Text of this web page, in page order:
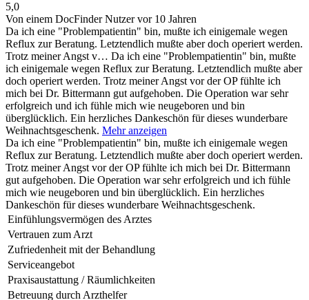
5,0
Von einem DocFinder Nutzervor 10 Jahren
Da ich eine "Problempatientin" bin, mußte ich einigemale wegen
Reflux zur Beratung. Letztendlich mußte aber doch operiert werden.
Trotz meiner Angst v… Da ich eine "Problempatientin" bin, mußte
ich einigemale wegen Reflux zur Beratung. Letztendlich mußte aber
doch operiert werden. Trotz meiner Angst vor der OP fühlte ich
mich bei Dr. Bittermann gut aufgehoben. Die Operation war sehr
erfolgreich und ich fühle mich wie neugeboren und bin
überglücklich. Ein herzliches Dankeschön für dieses wunderbare
Weihnachtsgeschenk. Mehr anzeigen
Da ich eine "Problempatientin" bin, mußte ich einigemale wegen
Reflux zur Beratung. Letztendlich mußte aber doch operiert werden.
Trotz meiner Angst vor der OP fühlte ich mich bei Dr. Bittermann
gut aufgehoben. Die Operation war sehr erfolgreich und ich fühle
mich wie neugeboren und bin überglücklich. Ein herzliches
Dankeschön für dieses wunderbare Weihnachtsgeschenk.
Einfühlungsvermögen des Arztes
Vertrauen zum Arzt
Zufriedenheit mit der Behandlung
Serviceangebot
Praxisaustattung / Räumlichkeiten
Betreuung durch Arzthelfer